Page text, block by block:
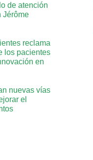
de atención
Jérôme
reclama
los pacientes
en
nuevas vías
el